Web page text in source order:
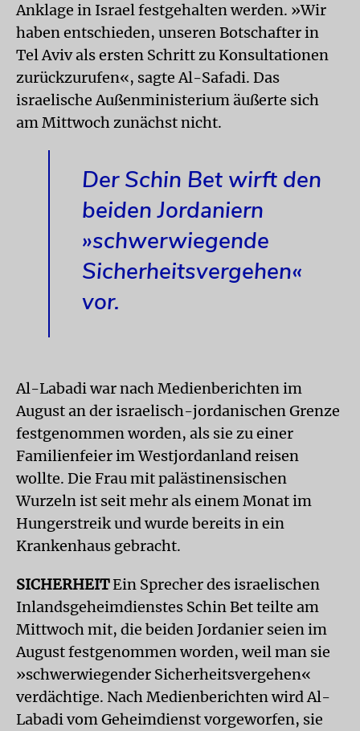
Anklage in Israel festgehalten werden. »Wir
haben entschieden, unseren Botschafter in
Tel Aviv als ersten Schritt zu Konsultationen
zurückzurufen«, sagte Al-Safadi. Das
israelische Außenministerium äußerte sich
am Mittwoch zunächst nicht.
Der Schin Bet wirft den
beiden Jordaniern
»schwerwiegende
Sicherheitsvergehen«
vor.
Al-Labadi war nach Medienberichten im
August an der israelisch-jordanischen Grenze
festgenommen worden, als sie zu einer
Familienfeier im Westjordanland reisen
wollte. Die Frau mit palästinensischen
Wurzeln ist seit mehr als einem Monat im
Hungerstreik und wurde bereits in ein
Krankenhaus gebracht.
SICHERHEITEin Sprecher des israelischen
Inlandsgeheimdienstes Schin Bet teilte am
Mittwoch mit, die beiden Jordanier seien im
August festgenommen worden, weil man sie
»schwerwiegender Sicherheitsvergehen«
verdächtige. Nach Medienberichten wird Al-
Labadi vom Geheimdienst vorgeworfen, sie